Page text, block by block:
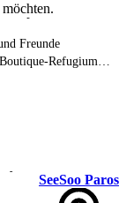
Freunde
Refugium
traditionellen Akrotiri
Plunge Pool, blicken
Trubel der Insel.
SeeSoo Paros